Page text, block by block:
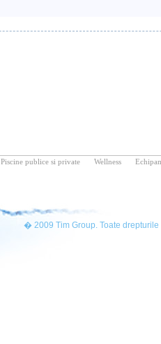
Piscine publice si private Wellness
� 2009 Tim Group. Toate